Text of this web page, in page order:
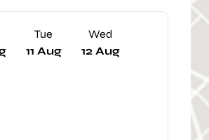
Tue
11 Aug
Wed
12 Aug